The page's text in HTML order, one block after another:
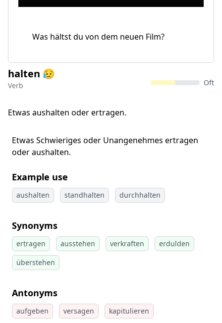
Was hältst du von dem neuen Film?
halten 😥
Verb Oft
Etwas aushalten oder ertragen.
Etwas Schwieriges oder Unangenehmes ertragen
oder aushalten.
Example use
aushalten standhalten durchhalten
Synonyms
ertragen ausstehen verkraften
erdulden
überstehen
Antonyms
aufgeben versagen kapitulieren